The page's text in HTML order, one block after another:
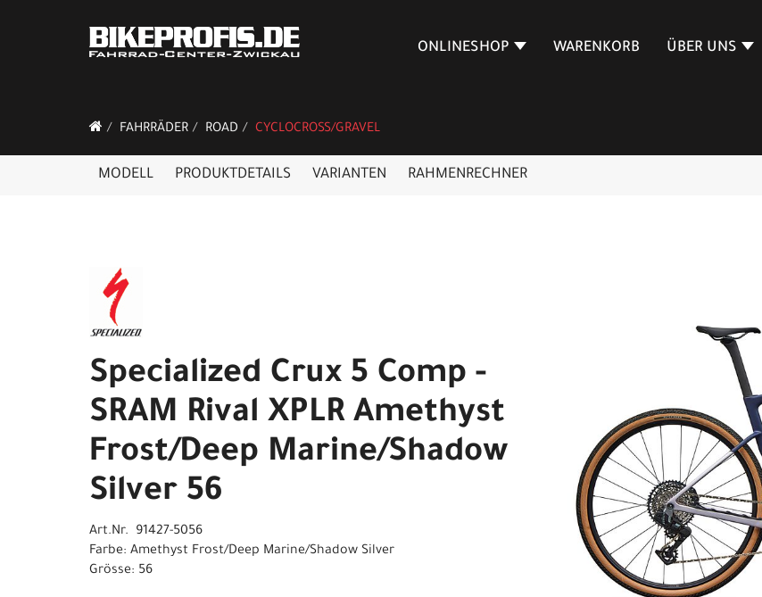
ONLINESHOP WARENKORB ÜBER UNS
FAHRRÄDER ROAD CYCLOCROSS/GRAVEL
MODELL PRODUKTDETAILS VARIANTEN RAHMENRECHNER
Specialized Crux 5 Comp -
SRAM Rival XPLR Amethyst
Frost/Deep Marine/Shadow
Silver 56
Art.Nr. 91427-5056
Farbe: Amethyst Frost/Deep Marine/Shadow Silver
Grösse: 56